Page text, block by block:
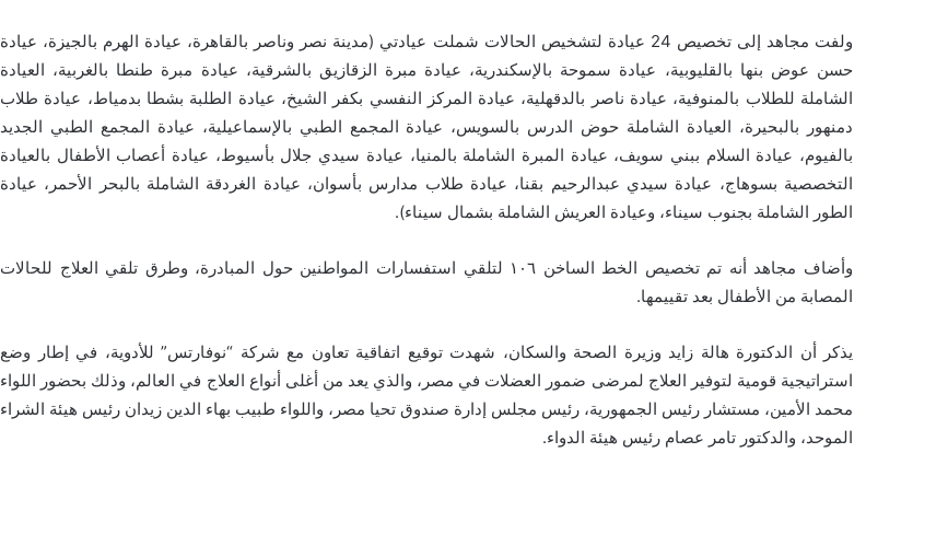
ولفت مجاهد إلى تخصيص 24 عيادة لتشخيص الحالات شملت عيادتي (مدينة نصر وناصر بالقاهرة، عيادة الهرم بالجيزة، عيادة
حسن عوض بنها بالقليوبية، عيادة سموحة بالإسكندرية، عيادة مبرة الزقازيق بالشرقية، عيادة مبرة طنطا بالغربية، العيادة
الشاملة للطلاب بالمنوفية، عيادة ناصر بالدقهلية، عيادة المركز النفسي بكفر الشيخ، عيادة الطلبة بشطا بدمياط، عيادة طلاب
دمنهور بالبحيرة، العيادة الشاملة حوض الدرس بالسويس، عيادة المجمع الطبي بالإسماعيلية، عيادة المجمع الطبي الجديد
بالفيوم، عيادة السلام ببني سويف، عيادة المبرة الشاملة بالمنيا، عيادة سيدي جلال بأسيوط، عيادة أعصاب الأطفال بالعيادة
التخصصية بسوهاج، عيادة سيدي عبدالرحيم بقنا، عيادة طلاب مدارس بأسوان، عيادة الغردقة الشاملة بالبحر الأحمر، عيادة
الطور الشاملة بجنوب سيناء، وعيادة العريش الشاملة بشمال سيناء).
وأضاف مجاهد أنه تم تخصيص الخط الساخن ١٠٦ لتلقي استفسارات المواطنين حول المبادرة، وطرق تلقي العلاج للحالات
المصابة من الأطفال بعد تقييمها.
يذكر أن الدكتورة هالة زايد وزيرة الصحة والسكان، شهدت توقيع اتفاقية تعاون مع شركة “نوفارتس” للأدوية، في إطار وضع
استراتيجية قومية لتوفير العلاج لمرضى ضمور العضلات في مصر، والذي يعد من أغلى أنواع العلاج في العالم، وذلك بحضور اللواء
محمد الأمين، مستشار رئيس الجمهورية، رئيس مجلس إدارة صندوق تحيا مصر، واللواء طبيب بهاء الدين زيدان رئيس هيئة الشراء
الموحد، والدكتور تامر عصام رئيس هيئة الدواء.